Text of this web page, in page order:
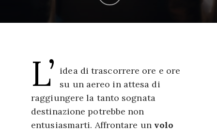
L’ idea di trascorrere ore e ore
su un aereo in attesa di
raggiungere la tanto sognata
destinazione potrebbe non
entusiasmarti. Affrontare un volo